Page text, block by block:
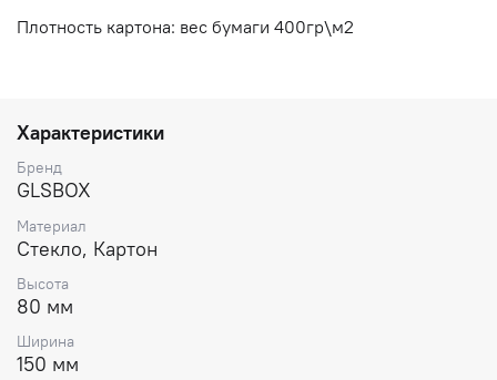
Плотность картона: вес бумаги 400гр\м2
Характеристики
Бренд
GLSBOX
Материал
Стекло, Картон
Высота
80 мм
Ширина
150 мм